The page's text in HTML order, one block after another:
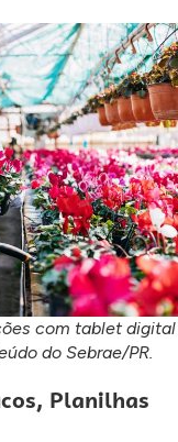
com tablet digital
do Sebrae/PR.
Planilhas